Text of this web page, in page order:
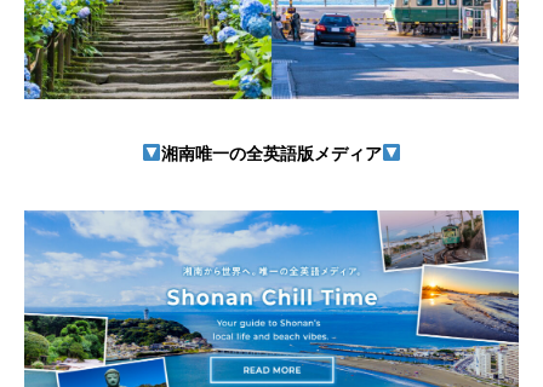
湘南唯一の全英語版メディア